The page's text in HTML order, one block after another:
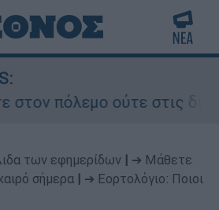
πόλεμο ούτε στις
των εφημερίδων
➔ Μάθετε
σήμερα
➔ Εορτολόγιο: Ποιοι